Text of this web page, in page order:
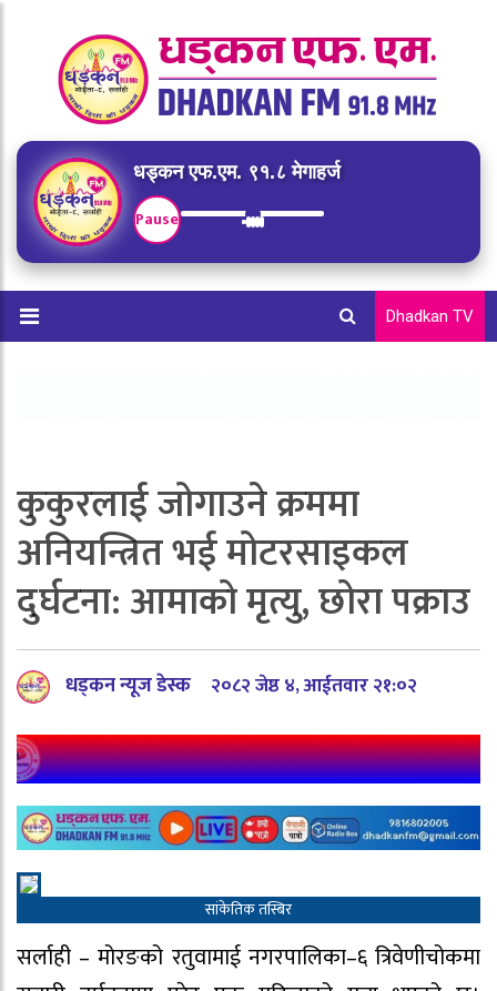
धड्कन एफ.एम. ९१.८ मेगाहर्ज
Pause
Dhadkan TV
कुकुरलाई जोगाउने क्रममा
अनियन्त्रित भई मोटरसाइकल
दुर्घटना: आमाको मृत्यु, छोरा पक्राउ
धड्कन न्यूज डेस्क २०८२ जेष्ठ ४, आईतवार २१:०२
सांकेतिक तस्बिर
सर्लाही – मोरङको रतुवामाई नगरपालिका–६ त्रिवेणीचोकमा